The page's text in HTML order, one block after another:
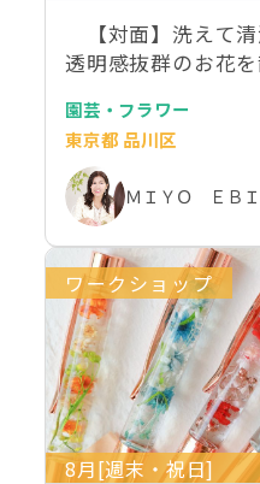
【対面】洗えて
透明感抜群のお花
園芸・フラワー
東京都 品川区
ＭＩＹＯ ＥＢＩ
ワークショップ
8月[週末・祝日]